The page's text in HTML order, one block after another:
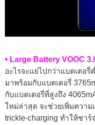
• Large Battery VOOC
อะไรจะแย่ไปกว่าแบตเตอ
มาพร้อมกับแบตเตอรี่
กับแบตเตอรี่ที่สูงถึง
ใหม่ล่าสุด จะช่วยเพิ่มความ
trickle-charging ทำให้ชา